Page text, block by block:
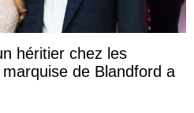
héritier chez les
de Blandford a